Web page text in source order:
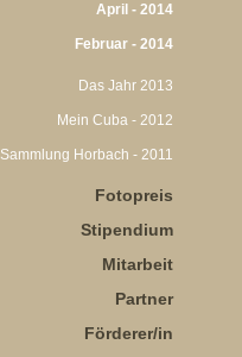
April - 2014
Februar - 2014
Das Jahr 2013
Mein Cuba - 2012
Sammlung Horbach - 2011
Fotopreis
Stipendium
Mitarbeit
Partner
Förderer/in